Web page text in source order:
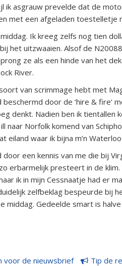
ik asgrauw prevelde dat de
met een afgeladen
Ik kreeg zelfs nog tien
het uitzwaaien. Alsof de
ze als een hinde van het
River.
van scrimmage hebt met
door de ‘hire & fire’
denkt. Nadien ben ik tientallen
naar Norfolk komend van
eiland waar ik bijna m’n
een kennis van me die bij
erbarmelijk presteert in de
ik in mijn Cessnaatje had er
zelfbeklag bespeurde bij
middag. Gedeelde smart is
voor de nieuwsbrief
Tip de